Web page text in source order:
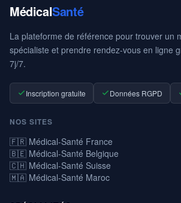
MédicalSanté
La plateforme de référence pour trouver un
spécialiste et prendre rendez-vous en ligne
7j/7.
Inscription gratuite Données RGPD
NOS SITES
🇫🇷 Médical-Santé France
🇧🇪 Médical-Santé Belgique
🇨🇭 Médical-Santé Suisse
🇲🇦 Médical-Santé Maroc